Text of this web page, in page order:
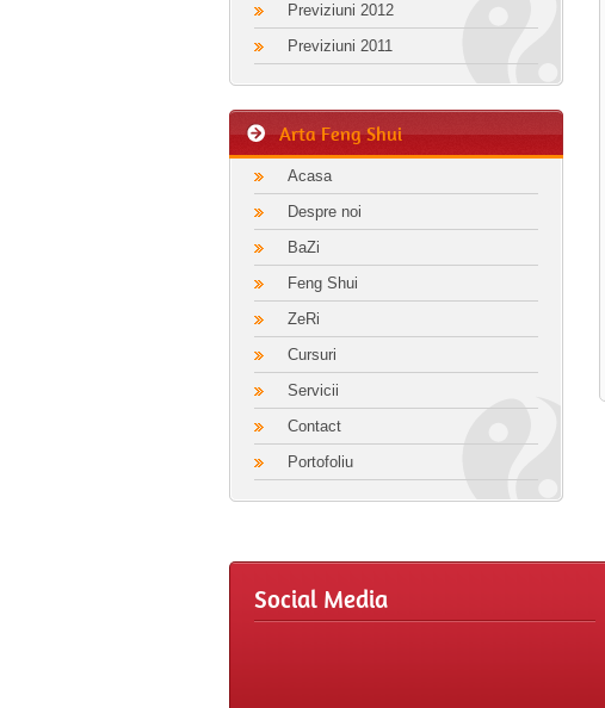
Previziuni 2012
Previziuni 2011
Arta Feng Shui
Acasa
Despre noi
BaZi
Feng Shui
ZeRi
Cursuri
Servicii
Contact
Portofoliu
Social Media